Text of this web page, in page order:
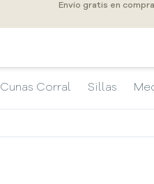
Envío gratis en
Cunas Corral Sillas